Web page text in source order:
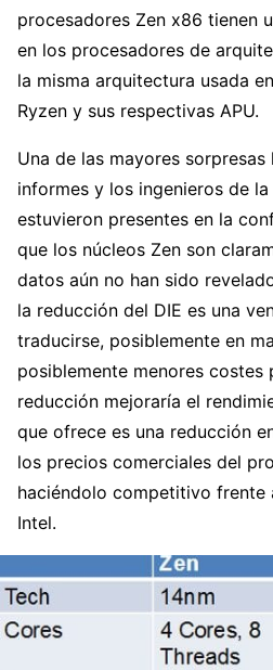
procesadores Zen x86 tienen
en los procesadores de
la misma arquitectura usada
Ryzen y sus respectivas APU.
Una de las mayores
informes y los ingenieros de
estuvieron presentes en la
que los núcleos Zen son
datos aún no han sido
la reducción del DIE es una
traducirse, posiblemente en
posiblemente menores costes
reducción mejoraría el
que ofrece es una reducción
los precios comerciales del
haciéndolo competitivo frente
Intel.